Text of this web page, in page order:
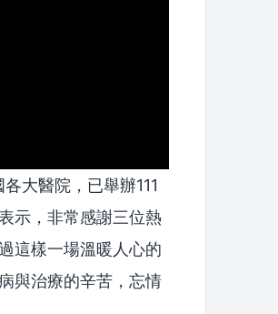
大醫院，已舉辦111
示，非常感謝三位熱
這樣一場溫暖人心的
與治療的辛苦，忘情